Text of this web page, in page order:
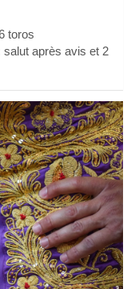
toros
salut après avis et 2